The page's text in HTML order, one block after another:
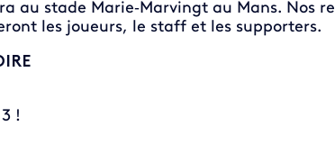
au stade Marie‑Marvingt au Mans. Nos
les joueurs, le staff et les supporters.
!